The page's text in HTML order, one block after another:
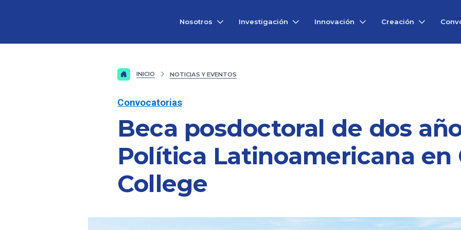
Investigación
Nosotros Investigación Innovación Creación
INICIO NOTICIAS Y EVENTOS
Convocatorias
Beca posdoctoral de dos
Política Latinoamericana en
College